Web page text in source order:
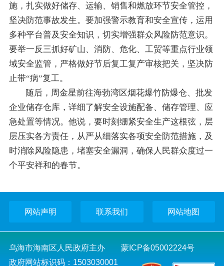
施，扎实做好储存、运输、销售和燃放环节安全管控，
坚决防范事故发生。要加强警示教育和安全宣传，运用
多种平台普及安全知识，切实增强群众风险防范意识。
要举一反三抓好矿山、消防、危化、工贸等重点行业领
域安全监管，严格做好节后复工复产审核把关，坚决防
止带“病”复工。
随后，周金星前往海勃湾区烟花爆竹防爆仓、批发
企业储存仓库，详细了解安全设施配备、储存管理、应
急处置等情况。他说，要时刻绷紧安全生产这根弦，层
层压实各方责任，从严从细落实各项安全防范措施，及
时消除风险隐患，堵塞安全漏洞，确保人民群众度过一
个平安祥和的春节。
网站声明 联系我们 网站地图
乌海市海南区人民政府主办 蒙ICP备05002224号
政府网站标识码：1503030001